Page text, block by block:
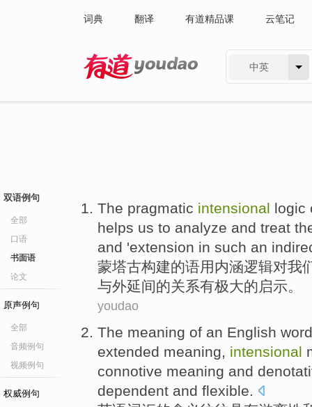
词典 翻译 有道精品课 云笔记
中英
双语例句
全部
口语
书面语
论文
原声例句
全部
音频例句
视频例句
权威例句
The pragmatic intensional logic
helps us to analyze and treat
and 'extension in such an
蒙塔古构建的语用内涵逻辑对我
与外延间的关系有极大的启示。
youdao
The meaning of an English word
extended meaning, intensional
connotive meaning and
dependent and flexible.